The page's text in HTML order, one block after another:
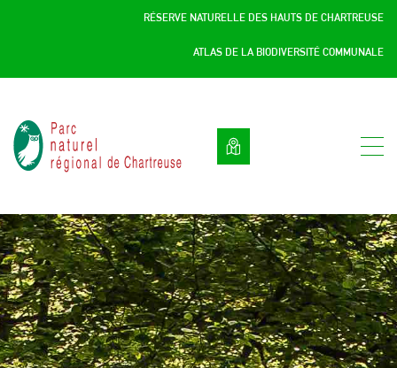
RÉSERVE NATURELLE DES HAUTS DE CHARTREUSE
ATLAS DE LA BIODIVERSITÉ COMMUNALE
Parc
naturel
régional
Chartreuse
:
Savoie
/
Isère,
Rhône
Alpes,
Panneau de gestion des cookies